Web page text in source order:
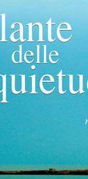
BIOGRAFIE
ATTUALITÀ